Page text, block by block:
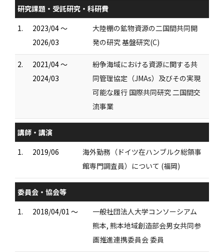
研究課題・受託研究・科研費
1.
2023/04 ～
2026/03
大陸棚の鉱物資源の二国間共同開
発の研究 基盤研究(C)
2.
2021/04 ～
2024/03
紛争海域における資源に関する共
同管理協定（JMAs）及びその実現
可能な履行 国際共同研究 二国間交
流事業
講師・講演
1.
2019/06
海外勤務（ドイツ在ハンブルク総領事
館専門調査員）について (福岡)
委員会・協会等
1.
2018/04/01 ～
一般社団法人大学コンソーシアム
熊本, 熊本地域創造部会男女共同参
画推進連携委員会 委員